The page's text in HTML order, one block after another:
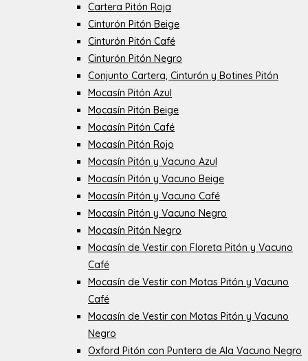
Cartera Pitón Roja
Cinturón Pitón Beige
Cinturón Pitón Café
Cinturón Pitón Negro
Conjunto Cartera, Cinturón y Botines Pitón
Mocasín Pitón Azul
Mocasín Pitón Beige
Mocasín Pitón Café
Mocasín Pitón Rojo
Mocasín Pitón y Vacuno Azul
Mocasín Pitón y Vacuno Beige
Mocasín Pitón y Vacuno Café
Mocasín Pitón y Vacuno Negro
Mocasín Pitón Negro
Mocasín de Vestir con Floreta Pitón y Vacuno
Café
Mocasín de Vestir con Motas Pitón y Vacuno
Café
Mocasín de Vestir con Motas Pitón y Vacuno
Negro
Oxford Pitón con Puntera de Ala Vacuno Negro